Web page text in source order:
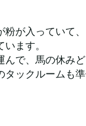
粉が入っていて
ます。
んで、馬の休み
ックルームも